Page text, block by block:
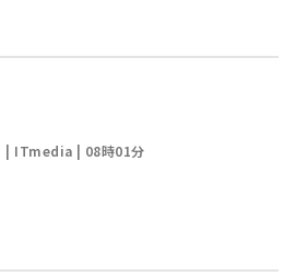
ITmedia 08時01分